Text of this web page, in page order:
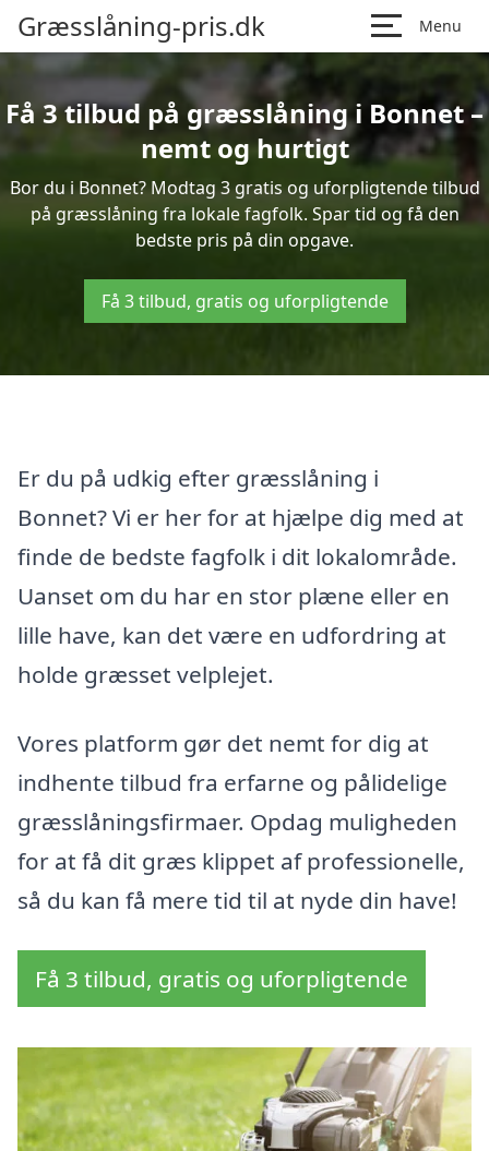
Græsslåning-pris.dk Menu
Få 3 tilbud på græsslåning i Bonnet –
nemt og hurtigt
Bor du i Bonnet? Modtag 3 gratis og uforpligtende tilbud
på græsslåning fra lokale fagfolk. Spar tid og få den
bedste pris på din opgave.
Få 3 tilbud, gratis og uforpligtende
Er du på udkig efter græsslåning i
Bonnet? Vi er her for at hjælpe dig med at
finde de bedste fagfolk i dit lokalområde.
Uanset om du har en stor plæne eller en
lille have, kan det være en udfordring at
holde græsset velplejet.
Vores platform gør det nemt for dig at
indhente tilbud fra erfarne og pålidelige
græsslåningsfirmaer. Opdag muligheden
for at få dit græs klippet af professionelle,
så du kan få mere tid til at nyde din have!
Få 3 tilbud, gratis og uforpligtende